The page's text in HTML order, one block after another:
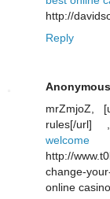
http://
Reply
Anonymous
mrZmjoZ,
rules[/url]
http://
change-
online